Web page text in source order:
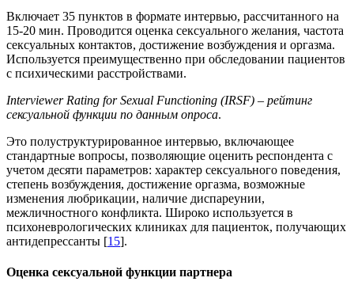
Включает 35 пунктов в формате интервью, рассчитанного на
15-20 мин. Проводится оценка сексуального желания, частота
сексуальных контактов, достижение возбуждения и оргазма.
Используется преимущественно при обследовании пациентов
с психическими расстройствами.
Interviewer Rating for Sexual Functioning (IRSF) – рейтинг
сексуальной функции по данным опроса.
Это полуструктурированное интервью, включающее
стандартные вопросы, позволяющие оценить респондента с
учетом десяти параметров: характер сексуального поведения,
степень возбуждения, достижение оргазма, возможные
изменения любрикации, наличие диспареунии,
межличностного конфликта. Широко используется в
психоневрологических клиниках для пациенток, получающих
антидепрессанты [15].
Оценка сексуальной функции партнера